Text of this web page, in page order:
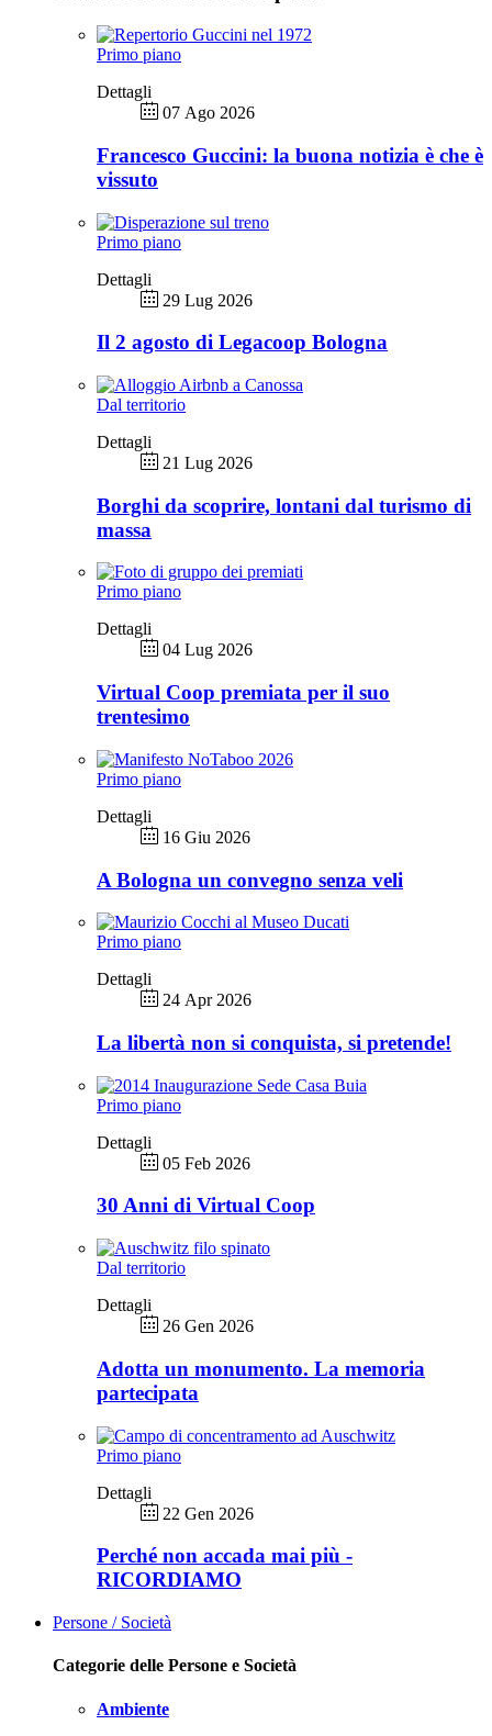
Primo piano
Dettagli
07 Ago 2026
Francesco Guccini: la buona notizia è che è
vissuto
Primo piano
Dettagli
29 Lug 2026
Il 2 agosto di Legacoop Bologna
Dal territorio
Dettagli
21 Lug 2026
Borghi da scoprire, lontani dal turismo di
massa
Primo piano
Dettagli
04 Lug 2026
Virtual Coop premiata per il suo
trentesimo
Primo piano
Dettagli
16 Giu 2026
A Bologna un convegno senza veli
Primo piano
Dettagli
24 Apr 2026
La libertà non si conquista, si pretende!
Primo piano
Dettagli
05 Feb 2026
30 Anni di Virtual Coop
Dal territorio
Dettagli
26 Gen 2026
Adotta un monumento. La memoria
partecipata
Primo piano
Dettagli
22 Gen 2026
Perché non accada mai più -
RICORDIAMO
Persone / Società
Categorie delle Persone e Società
Ambiente